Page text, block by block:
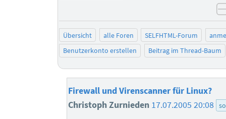
Übersicht alle Foren SELFHTML-Forum
Benutzerkonto erstellen
Beitrag im Thread-Baum
Firewall und Virenscanner für Linux?
Christoph Zurnieden 17.07.2005 20:08